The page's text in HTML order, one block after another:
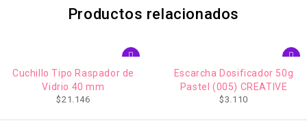
Productos relacionados
Cuchillo Tipo Raspador de
Vidrio 40 mm
$21.146
Escarcha Dosificador 50g
Pastel (005) CREATIVE
$3.110